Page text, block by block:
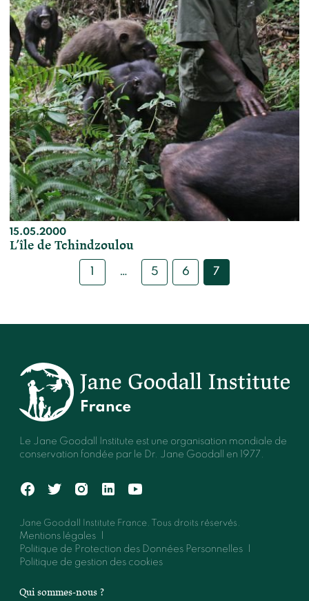
15.05.2000
L’île de Tchindzoulou
Posts
1 … 5 6 7
Le Jane Goodall Institute est une organisation mondiale de
conservation fondée par le Dr. Jane Goodall en 1977.
Jane Goodall Institute France. Tous droits réservés.
Mentions légales
Politique de Protection des Données Personnelles
Politique de gestion des cookies
Qui sommes-nous ?